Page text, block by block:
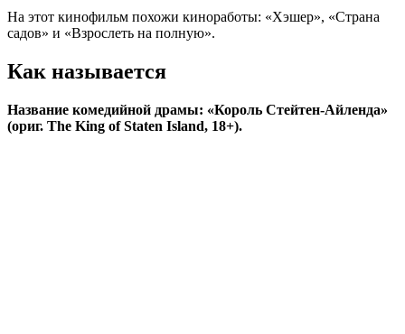
На этот кинофильм похожи киноработы: «Хэшер», «Страна
садов» и «Взрослеть на полную».
Как называется
Название комедийной драмы: «Король Стейтен-Айленда»
(ориг. The King of Staten Island, 18+).